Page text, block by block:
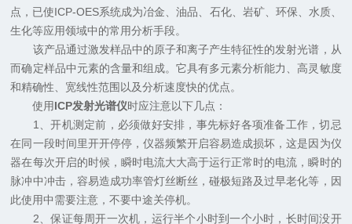
点，已使ICP-OES系统成为冶金、油品、石化、岩矿、环保、水质、
生化等应用领域中的常用分析手段。
该产品通过激发样品中的原子和离子产生特征性的发射光谱，从
而确定样品中元素的含量和组成。它具有多元素分析能力、高灵敏度
和精确性、宽线性范围以及分析速度快的优点。
使用ICP发射光谱仪时应注意以下几点：
1、开机测定前，必须做好安排，事先标好各项准备工作，切忌
在同一段时间里开开停停，仪器频繁开启容易造成损坏，这是因为仪
器在每次开启的时候，瞬时电流大大高于运行正常时的电流，瞬时的
脉冲中冲击，容易造成功率管灯丝断丝，碰极短路及过早老化等，因
此使用中需要注意，不要中途关停机。
2、保证每周开一次机，运行半个小时到一个小时，长时间没开